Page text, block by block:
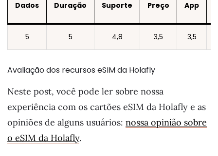
Dados Duração Suporte Preço App
5 5 4,8 3,5 3,5
Avaliação dos recursos eSIM da Holafly
Neste post, você pode ler sobre nossa
experiência com os cartões eSIM da Holafly e as
opiniões de alguns usuários: nossa opinião sobre
o eSIM da Holafly.